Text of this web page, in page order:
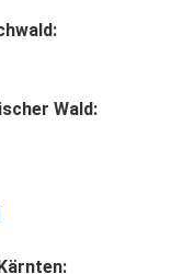
Wald: